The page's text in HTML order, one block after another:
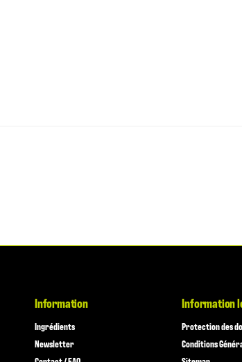
Information
Ingrédients
Newsletter
Information
Protection des
Conditions